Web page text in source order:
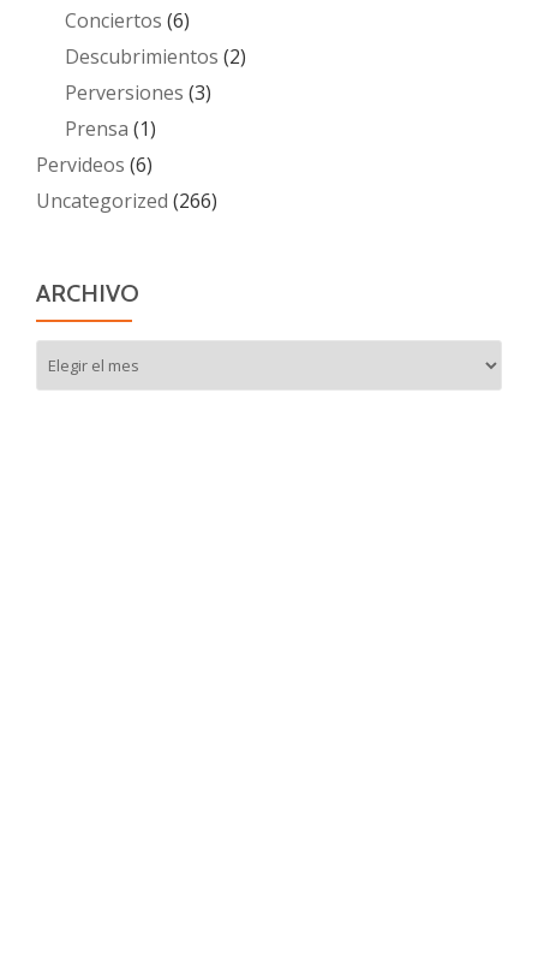
Conciertos (6)
Descubrimientos (2)
Perversiones (3)
Prensa (1)
Pervideos (6)
Uncategorized (266)
ARCHIVO